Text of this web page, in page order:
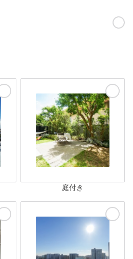
庭付き